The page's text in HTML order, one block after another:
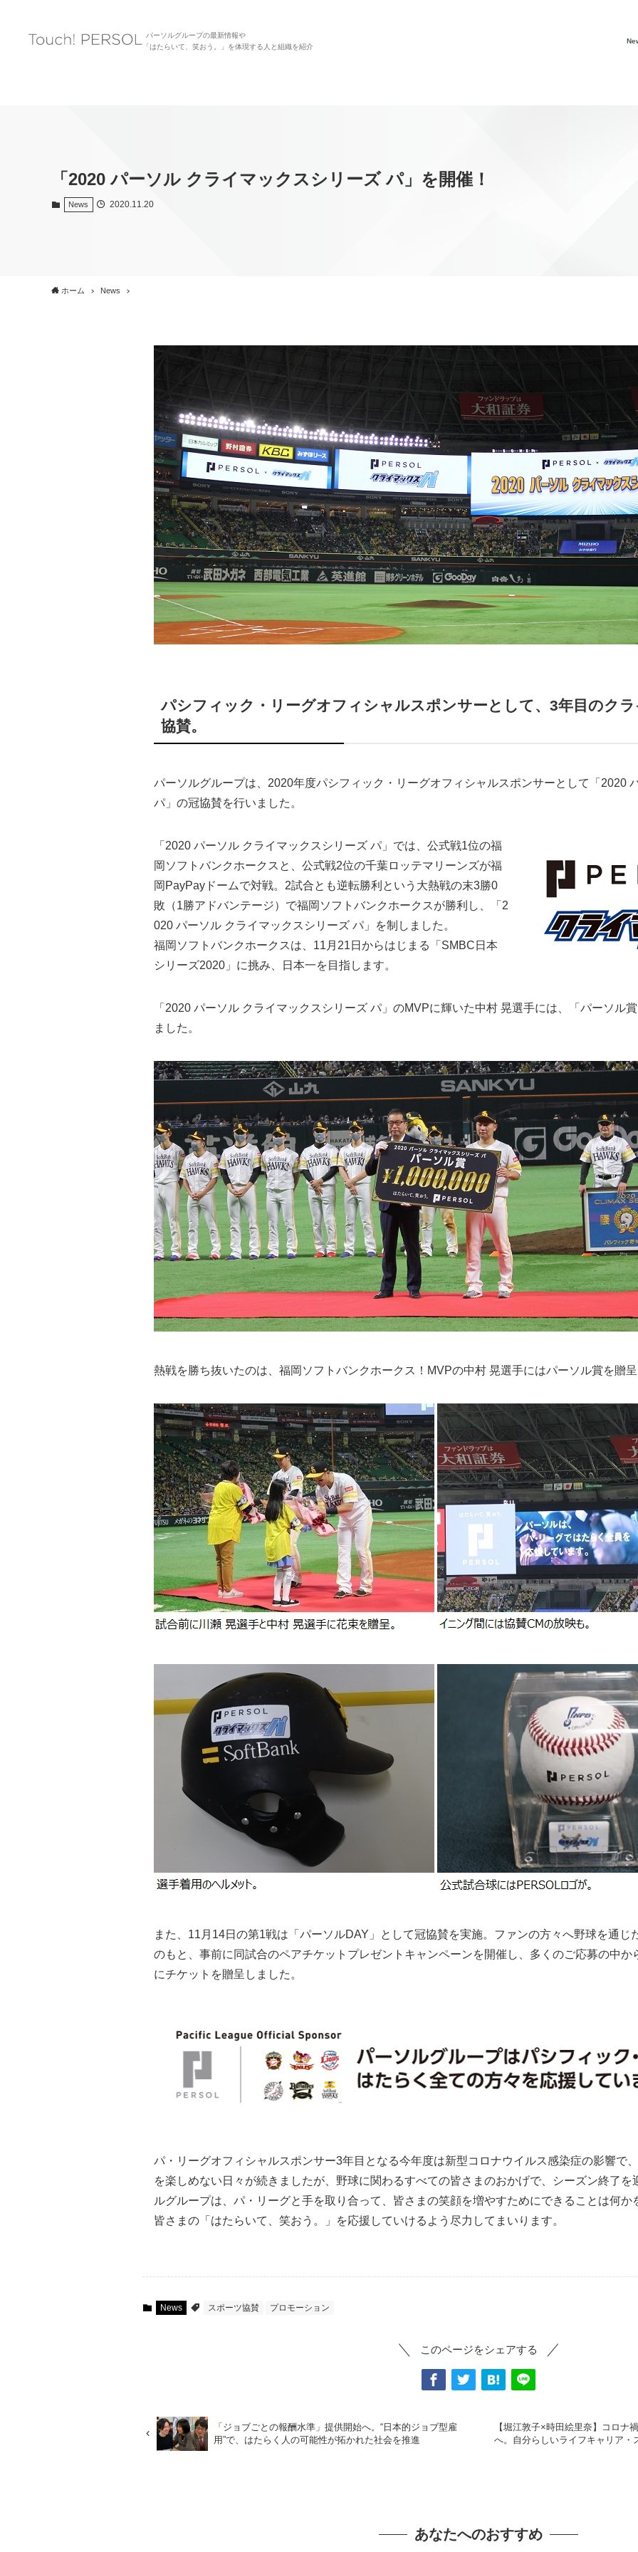
パーソルグループの最新情報や
「はたらいて、笑おう。」を体現する人と組織を紹介
「2020 パーソル クライマックスシリーズ パ」を開催！
News 2020.11.20
ホーム News
パシフィック・リーグオフィシャルスポンサーとして、3年目のク
協賛。
パーソルグループは、2020年度パシフィック・リーグオフィシャルスポンサーとして「2020
パ」の冠協賛を行いました。
「2020 パーソル クライマックスシリーズ パ」では、公式戦1位の福
岡ソフトバンクホークスと、公式戦2位の千葉ロッテマリーンズが福
岡PayPayドームで対戦。2試合とも逆転勝利という大熱戦の末3勝0
敗（1勝アドバンテージ）で福岡ソフトバンクホークスが勝利し、「2
020 パーソル クライマックスシリーズ パ」を制しました。
福岡ソフトバンクホークスは、11月21日からはじまる「SMBC日本
シリーズ2020」に挑み、日本一を目指します。
「2020 パーソル クライマックスシリーズ パ」のMVPに輝いた中村 晃選手には、「パーソル
ました。
熱戦を勝ち抜いたのは、福岡ソフトバンクホークス！MVPの中村 晃選手にはパーソル賞を贈
また、11月14日の第1戦は「パーソルDAY」として冠協賛を実施。ファンの方々へ野球を通じ
のもと、事前に同試合のペアチケットプレゼントキャンペーンを開催し、多くのご応募の中
にチケットを贈呈しました。
パ・リーグオフィシャルスポンサー3年目となる今年度は新型コロナウイルス感染症の影響で
を楽しめない日々が続きましたが、野球に関わるすべての皆さまのおかげで、シーズン終了
ルグループは、パ・リーグと手を取り合って、皆さまの笑顔を増やすためにできることは何
皆さまの「はたらいて、笑おう。」を応援していけるよう尽力してまいります。
News スポーツ協賛 プロモーション
このページをシェアする
「ジョブごとの報酬水準」提供開始へ。“日本的ジョブ型雇
用”で、はたらく人の可能性が拓かれた社会を推進
【堀江敦子×時田絵里奈】コロナ
へ。自分らしいライフキャリア・
あなたへのおすすめ